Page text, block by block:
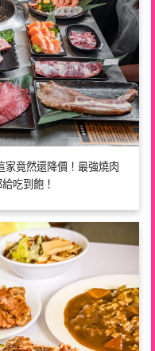
家竟然還降價！最強燒肉
吃到飽！